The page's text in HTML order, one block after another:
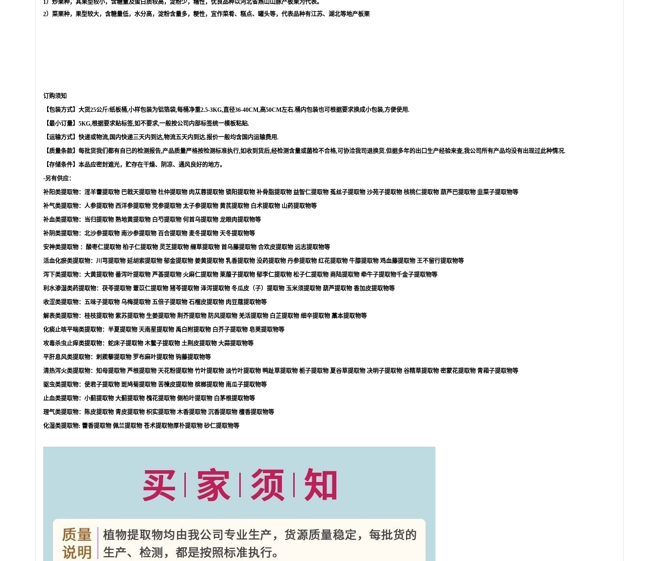
1）炒栗种，其果型较小，含糖量及蛋白质较高，淀粉少，糯性，优良品种以河北省燕山山脉产板栗为代表。
2）菜栗种，果型较大，含糖量低，水分高，淀粉含量多，粳性，宜作菜肴、糕点、罐头等，代表品种有江苏、湖北等地产板栗
订购须知
【包装方式】大货25公斤/纸板桶,小样包装为铝箔袋,每桶净重2.5-3KG,直径36-40CM,高50CM左右.桶内包装也可根据要求换成小包装,方便使用.
【最小订量】 5KG,根据要求贴标签,如不要求,一般按公司内部标签统一模板粘贴.
【运输方式】快递或物流,国内快递三天内到达,物流五天内到达.报价一般均含国内运输费用.
【质量条款】每批货我们都有自已的检测报告,产品质量严格按检测标准执行,如收到货后,经检测含量或菌检不合格,可协洽我司退换货.但据多年的出口生产经验来查,我公司所有产品均没有出现过此种情况.
【存储条件】本品应密封遮光，贮存在干燥、阴凉、通风良好的地方。
·另有供应：
补阳类提取物：淫羊藿提取物 巴戟天提取物 杜仲提取物 肉苁蓉提取物 锁阳提取物 补骨脂提取物 益智仁提取物 菟丝子提取物 沙苑子提取物 核桃仁提取物 葫芦巴提取物 韭菜子提取物等
补气类提取物：人参提取物 西洋参提取物 党参提取物 太子参提取物 黄芪提取物 白术提取物 山药提取物等
补血类提取物：当归提取物 熟地黄提取物 白芍提取物 何首乌提取物 龙眼肉提取物等
补阴类提取物：北沙参提取物 南沙参提取物 百合提取物 麦冬提取物 天冬提取物等
安神类提取物 ：酸枣仁提取物 柏子仁提取物 灵芝提取物 缬草提取物 首乌藤提取物 合欢皮提取物 远志提取物等
活血化瘀类提取物：川芎提取物 延胡索提取物 郁金提取物 姜黄提取物 乳香提取物 没药提取物 丹参提取物 红花提取物 牛膝提取物 鸡血藤提取物 王不留行提取物等
泻下类提取物：大黄提取物 番泻叶提取物 芦荟提取物 火麻仁提取物 莱菔子提取物 郁李仁提取物 松子仁提取物 商陆提取物 牵牛子提取物千金子提取物等
利水渗湿类药提取物：茯苓提取物 薏苡仁提取物 猪苓提取物 泽泻提取物 冬瓜皮（子）提取物 玉米须提取物 葫芦提取物 香加皮提取物等
收涩类提取物：五味子提取物 乌梅提取物 五倍子提取物 石榴皮提取物 肉豆蔻提取物等
解表类提取物：桂枝提取物 紫苏提取物 生姜提取物 荆芥提取物 防风提取物 羌活提取物 白芷提取物 细辛提取物 藁本提取物等
化痰止咳平喘类提取物：半夏提取物 天南星提取物 禹白附提取物 白芥子提取物 皂荚提取物等
攻毒杀虫止痒类提取物：蛇床子提取物 木鳖子提取物 土荆皮提取物 大蒜提取物等
平肝息风类提取物：刺蒺藜提取物 罗布麻叶提取物 钩藤提取物等
清热泻火类提取物：知母提取物 芦根提取物 天花粉提取物 竹叶提取物 淡竹叶提取物 鸭趾草提取物 栀子提取物 夏谷草提取物 决明子提取物 谷精草提取物 密蒙花提取物 青葙子提取物等
驱虫类提取物：使君子提取物 斑鸠菊提取物 苦楝皮提取物 槟榔提取物 南瓜子提取物等
止血类提取物：小蓟提取物 大蓟提取物 槐花提取物 侧柏叶提取物 白茅根提取物等
理气类提取物：陈皮提取物 青皮提取物 枳实提取物 木香提取物 沉香提取物 檀香提取物等
化湿类提取物: 藿香提取物 佩兰提取物 苍术提取物厚朴提取物 砂仁提取物等